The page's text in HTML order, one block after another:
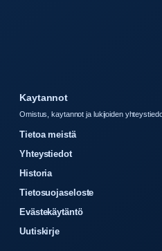
Kaytannot
Omistus, kaytannot ja lukijoiden
Tietoa meistä
Yhteystiedot
Historia
Tietosuojaseloste
Evästekäytäntö
Uutiskirje